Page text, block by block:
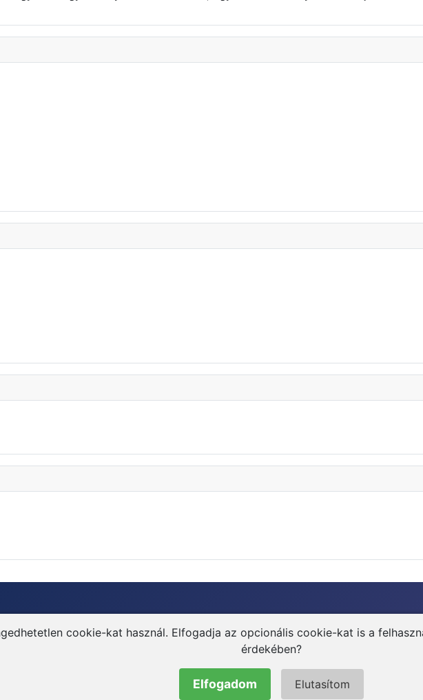
cookie-kat használ. Elfogadja az opcionális cookie-kat is a
érdekében?
Elfogadom Elutasítom
célokra szabadon felhasználható, feltéve, hogy